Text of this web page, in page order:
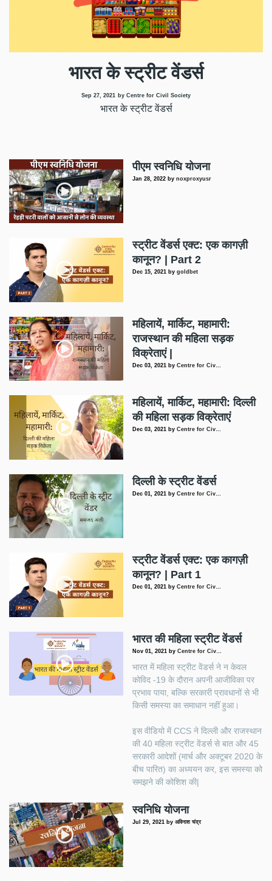
भारत के स्ट्रीट वेंडर्स
Sep 27, 2021 by Centre for Civil Society
भारत के स्ट्रीट वेंडर्स
पीएम स्वनिधि योजना
Jan 28, 2022 bynoxproxyusr
स्ट्रीट वेंडर्स एक्ट: एक कागज़ी
कानून? | Part 2
Dec 15, 2021 bygoldbet
महिलायें, मार्किट, महामारी:
राजस्थान की महिला सड़क
विक्रेताएं |
Dec 03, 2021 byCentre for Civ…
महिलायें, मार्किट, महामारी: दिल्ली
की महिला सड़क विक्रेताएं
Dec 03, 2021 byCentre for Civ…
दिल्ली के स्ट्रीट वेंडर्स
Dec 01, 2021 byCentre for Civ…
स्ट्रीट वेंडर्स एक्ट: एक कागज़ी
कानून? | Part 1
Dec 01, 2021 byCentre for Civ…
भारत की महिला स्ट्रीट वेंडर्स
Nov 01, 2021 byCentre for Civ…
भारत में महिला स्ट्रीट वेंडर्स ने न केवल
कोविद -19 के दौरान अपनी आजीविका पर
प्रभाव पाया, बल्कि सरकारी प्रावधानों से भी
किसी समस्या का समाधान नहीं हुआ।
इस वीडियो में CCS ने दिल्ली और राजस्थान
की 40 महिला स्ट्रीट वेंडर्स से बात और 45
सरकारी आदेशों (मार्च और अक्टूबर 2020 के
बीच पारित) का अध्ययन कर, इस समस्या को
समझने की कोशिश की|
स्वनिधि योजना
Jul 29, 2021 byअविनाश चंद्र